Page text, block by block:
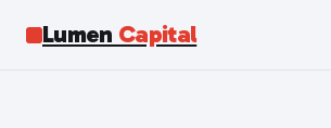
Lumen Capital